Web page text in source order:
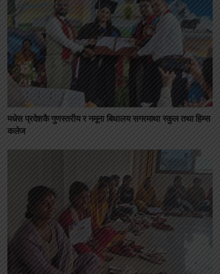
मधेस प्रदेशकै गुणस्तरीय र नमूना बिधालय सगरमाथा स्कुल तथा हिम्स
कलेज